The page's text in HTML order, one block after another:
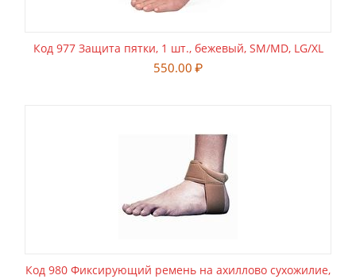
Код 977 Защита пятки, 1 шт., бежевый, SM/MD, LG/XL
550.00 ₽
Код 980 Фиксирующий ремень на ахиллово сухожилие,